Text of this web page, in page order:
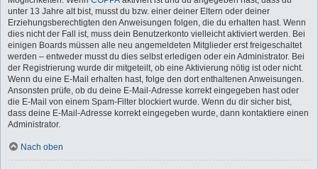
unter 13 Jahre alt bist, musst du bzw. einer deiner Eltern oder deiner
Erziehungsberechtigten den Anweisungen folgen, die du erhalten hast. Wenn
dies nicht der Fall ist, muss dein Benutzerkonto vielleicht aktiviert werden. Bei
einigen Boards müssen alle neu angemeldeten Mitglieder erst freigeschaltet
werden – entweder musst du dies selbst erledigen oder ein Administrator. Bei
der Registrierung wurde dir mitgeteilt, ob eine Aktivierung nötig ist oder nicht.
Wenn du eine E-Mail erhalten hast, folge den dort enthaltenen Anweisungen.
Ansonsten prüfe, ob du deine E-Mail-Adresse korrekt eingegeben hast oder
die E-Mail von einem Spam-Filter blockiert wurde. Wenn du dir sicher bist,
dass deine E-Mail-Adresse korrekt eingegeben wurde, dann kontaktiere einen
Administrator.
Nach oben